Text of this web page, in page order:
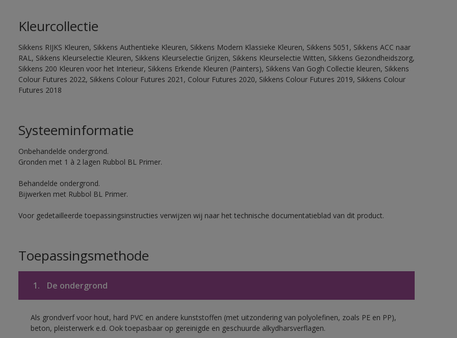
Kleurcollectie
Sikkens RIJKS Kleuren, Sikkens Authentieke Kleuren, Sikkens Modern Klassieke Kleuren, Sikkens 5051, Sikkens ACC naar
RAL, Sikkens Kleurselectie Kleuren, Sikkens Kleurselectie Grijzen, Sikkens Kleurselectie Witten, Sikkens Gezondheidszorg,
Sikkens 200 Kleuren voor het Interieur, Sikkens Erkende Kleuren (Painters), Sikkens Van Gogh Collectie kleuren, Sikkens
Colour Futures 2022, Sikkens Colour Futures 2021, Colour Futures 2020, Sikkens Colour Futures 2019, Sikkens Colour
Futures 2018
Systeeminformatie
Onbehandelde ondergrond.
Gronden met 1 à 2 lagen Rubbol BL Primer.
Behandelde ondergrond.
Bijwerken met Rubbol BL Primer.
Voor gedetailleerde toepassingsinstructies verwijzen wij naar het technische documentatieblad van dit product.
Toepassingsmethode
1. De ondergrond
Als grondverf voor hout, hard PVC en andere kunststoffen (met uitzondering van polyolefinen, zoals PE en PP),
beton, pleisterwerk e.d. Ook toepasbaar op gereinigde en geschuurde alkydharsverflagen.